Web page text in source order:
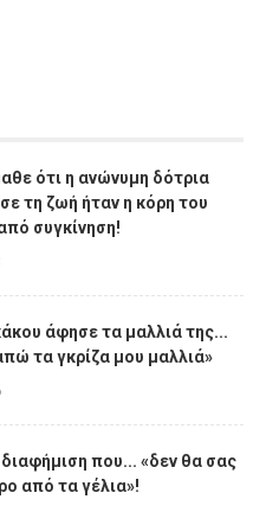
ότι η ανώνυμη δότρια
τη ζωή ήταν η κόρη του
συγκίνηση!
άφησε τα μαλλιά της...
τα γκρίζα μου μαλλιά»
που... «δεν θα σας
από τα γέλια»!